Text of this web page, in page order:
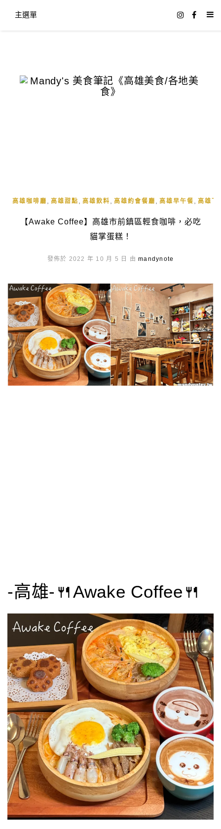
主選單
高雄咖啡廳 高雄甜點 高雄飲料 高雄約會餐廳 高雄早午餐 高雄下
【Awake Coffee】高雄市前鎮區輕食咖啡，必吃
貓掌蛋糕！
發佈於 2022 年 10 月 5 日 由mandynote
-高雄-🍴Awake Coffee🍴